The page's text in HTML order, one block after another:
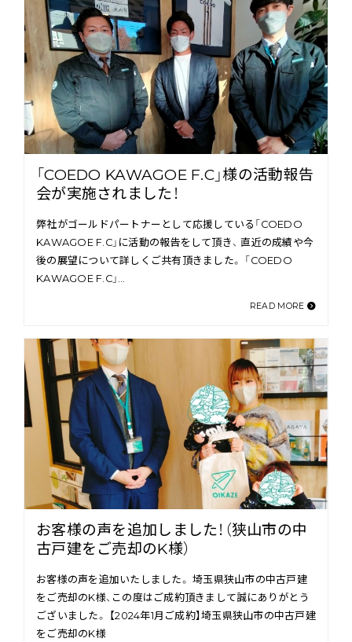
「COEDO KAWAGOE F.C」様の活動報告
会が実施されました！
弊社がゴールドパートナーとして応援している「COEDO
KAWAGOE F.C」に活動の報告をして頂き、 直近の成績や今
後の展望について詳しくご共有頂きました。 「COEDO
KAWAGOE F.C」…
READ MORE
お客様の声を追加しました！（狭山市の中
古戸建をご売却のK様）
お客様の声を追加いたしました。 埼玉県狭山市の中古戸建
をご売却のK様、この度はご成約頂きまして誠にありがとう
ございました。 【2024年1月ご成約】埼玉県狭山市の中古戸建
をご売却のK様